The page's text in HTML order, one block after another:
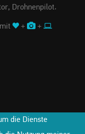
Drohnenpilot.
+ +
die Dienste